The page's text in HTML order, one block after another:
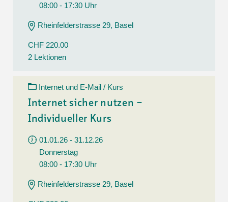
08:00 - 17:30 Uhr
Rheinfelderstrasse 29, Basel
CHF 220.00
2 Lektionen
Internet und E-Mail / Kurs
Internet sicher nutzen –
Individueller Kurs
01.01.26 - 31.12.26
Donnerstag
08:00 - 17:30 Uhr
Rheinfelderstrasse 29, Basel